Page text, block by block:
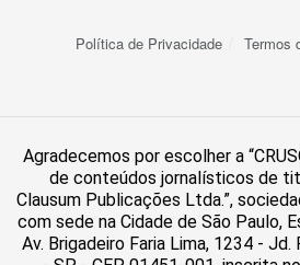
Política de Privacidade Termos
Agradecemos por escolher a
de conteúdos jornalísticos de
Clausum Publicações Ltda.”,
com sede na Cidade de São Paulo,
Av. Brigadeiro Faria Lima, 1234 -